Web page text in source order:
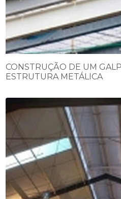
CONSTRUÇÃO DE UM
ESTRUTURA METÁLICA